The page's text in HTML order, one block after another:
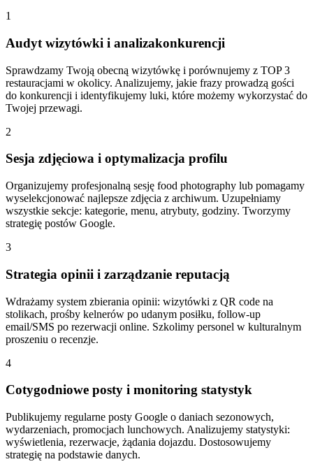
1
Audyt wizytówki i analizakonkurencji
Sprawdzamy Twoją obecną wizytówkę i porównujemy z TOP 3
restauracjami w okolicy. Analizujemy, jakie frazy prowadzą gości
do konkurencji i identyfikujemy luki, które możemy wykorzystać do
Twojej przewagi.
2
Sesja zdjęciowa i optymalizacja profilu
Organizujemy profesjonalną sesję food photography lub pomagamy
wyselekcjonować najlepsze zdjęcia z archiwum. Uzupełniamy
wszystkie sekcje: kategorie, menu, atrybuty, godziny. Tworzymy
strategię postów Google.
3
Strategia opinii i zarządzanie reputacją
Wdrażamy system zbierania opinii: wizytówki z QR code na
stolikach, prośby kelnerów po udanym posiłku, follow-up
email/SMS po rezerwacji online. Szkolimy personel w kulturalnym
proszeniu o recenzje.
4
Cotygodniowe posty i monitoring statystyk
Publikujemy regularne posty Google o daniach sezonowych,
wydarzeniach, promocjach lunchowych. Analizujemy statystyki:
wyświetlenia, rezerwacje, żądania dojazdu. Dostosowujemy
strategię na podstawie danych.